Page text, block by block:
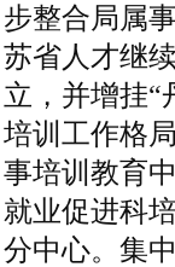
步整合局属
苏省人才继
立，并增挂“
培训工作格
事培训教育
就业促进科
分中心。集